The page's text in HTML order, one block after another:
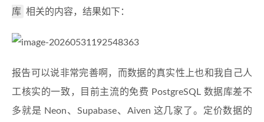
库 相关的内容，结果如下：
报告可以说非常完善啊，而数据的真实性上也和我自己人
工核实的一致，目前主流的免费 PostgreSQL 数据库差不
多就是 Neon、Supabase、Aiven 这几家了。定价数据的